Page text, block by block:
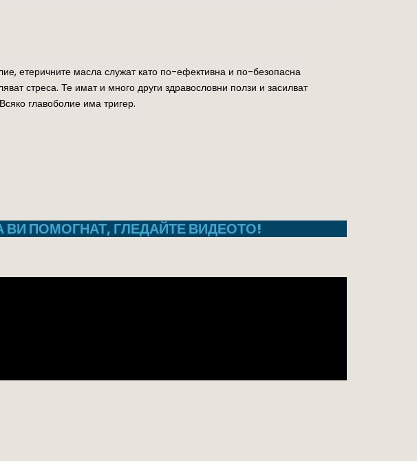
етеричните масла служат като по-ефективна и по-безопасна
стреса. Те имат и много други здравословни ползи и засилват
главоболие има тригер.
ВИ ПОМОГНАТ, ГЛЕДАЙТЕ ВИДЕОТО!